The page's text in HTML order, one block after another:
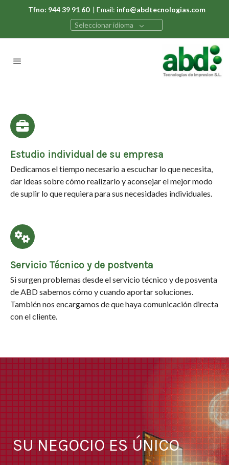
Tfno: 944 39 91 60| Email: info@abdtecnologias.com
Seleccionar idioma
Estudio individual de su empresa
Dedicamos el tiempo necesario a escuchar lo que necesita,
dar ideas sobre cómo realizarlo y aconsejar el mejor modo
de suplir lo que requiera para sus necesidades individuales.
Servicio Técnico y de postventa
Si surgen problemas desde el servicio técnico y de posventa
de ABD sabemos cómo y cuando aportar soluciones.
También nos encargamos de que haya comunicación directa
con el cliente.
SU NEGOCIO ES ÚNICO